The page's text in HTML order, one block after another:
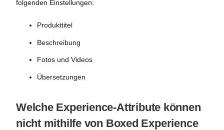
folgenden Einstellungen:
Produkttitel
Beschreibung
Fotos und Videos
Übersetzungen
Welche Experience-Attribute können
nicht mithilfe von Boxed Experience